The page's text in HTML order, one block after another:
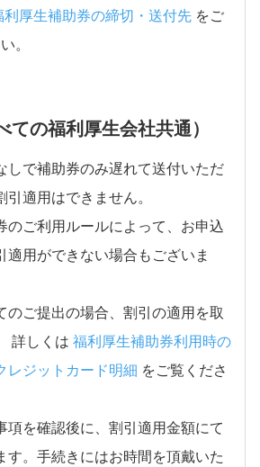
利厚生補助券の締切・送付先 をご
。
ての福利厚生会社共通）
しで補助券のみ遅れて送付いただ
適用はできません。
のご利用ルールによって、お申込
適用ができない場合もございま
のご提出の場合、割引の適用を取
詳しくは 福利厚生補助券利用時の
レジットカード明細 をご覧くださ
項を確認後に、割引適用金額にて
す。手続きにはお時間を頂戴いた